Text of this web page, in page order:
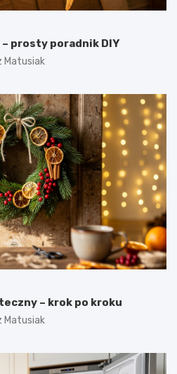
prosty poradnik DIY
Matusiak
– krok po kroku
Matusiak